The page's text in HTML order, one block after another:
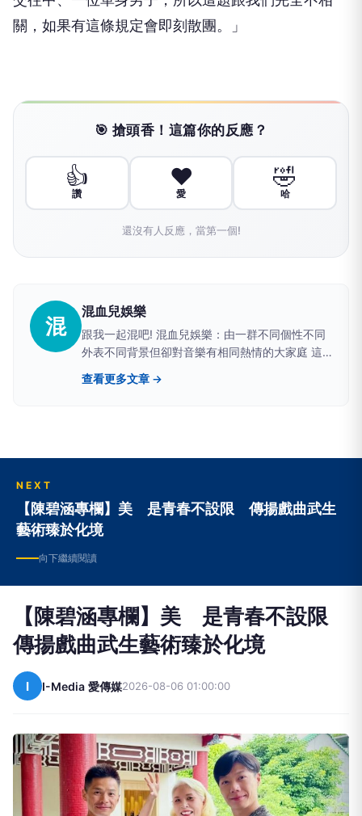
關， 如果有這條規定會即刻散團。」
🎯 搶頭香！這篇你的反應？
👍
讚
❤️
愛
🤣
哈
還沒有人反應，當第一個!
混
混血兒娛樂
跟我一起混吧! 混血兒娛樂：由一群不同個性不同
外表不同背景但卻對音樂有相同熱情的大家庭 這
裡記錄著我們大小活動與日常生活的記錄，相關活
動邀請/策劃/都歡迎直接私訊與我們聯絡
查看更多文章 →
NEXT
【陳碧涵專欄】美 是青春不設限 傳揚戲曲武生
藝術臻於化境
向下繼續閱讀
【陳碧涵專欄】美 是青春不設限
傳揚戲曲武生藝術臻於化境
I I-Media 愛傳媒2026-08-06 01:00:00